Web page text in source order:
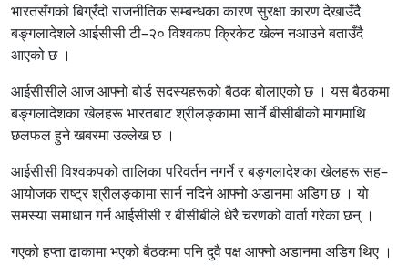
भारतसँगको बिग्रँदो राजनीतिक सम्बन्धका कारण सुरक्षा कारण देखाउँदै
बङ्गलादेशले आईसीसी टी–२० विश्वकप क्रिकेट खेल्न नआउने बताउँदै
आएको छ ।
आईसीसीले आज आफ्नो बोर्ड सदस्यहरूको बैठक बोलाएको छ । यस बैठकमा
बङ्गलादेशका खेलहरू भारतबाट श्रीलङ्कामा सार्ने बीसीबीको मागमाथि
छलफल हुने खबरमा उल्लेख छ ।
आईसीसी विश्वकपको तालिका परिवर्तन नगर्ने र बङ्गलादेशका खेलहरू सह–
आयोजक राष्ट्र श्रीलङ्कामा सार्न नदिने आफ्नो अडानमा अडिग छ । यो
समस्या समाधान गर्न आईसीसी र बीसीबीले धेरै चरणको वार्ता गरेका छन् ।
गएको हप्ता ढाकामा भएको बैठकमा पनि दुवै पक्ष आफ्नो अडानमा अडिग थिए ।